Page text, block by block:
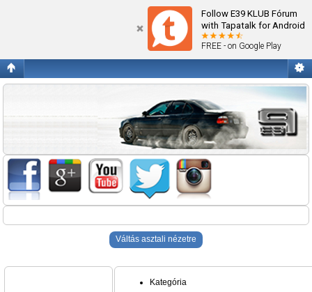
Follow E39 KLUB Fórum
with Tapatalk for Android
FREE - on Google Play
Váltás asztali nézetre
Kategória